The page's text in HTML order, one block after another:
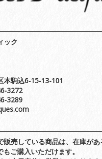
ック
本駒込6-15-13-101
3272
3289
販売している商品は、在庫が
ご購入いただけます。